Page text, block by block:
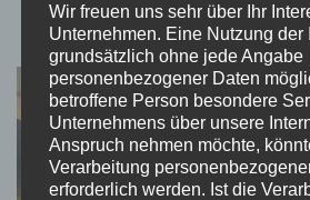
14. Juli 2025
Wir freuen uns sehr über Ihr
Unternehmen. Eine Nutzung der
grundsätzlich ohne jede Angabe
personenbezogener Daten
betroffene Person besondere
Unternehmens über unsere
Anspruch nehmen möchte,
Verarbeitung
erforderlich werden. Ist die